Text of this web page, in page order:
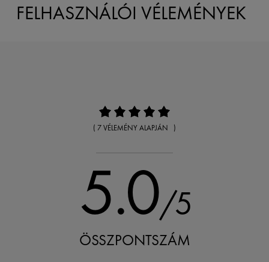
FELHASZNÁLÓI VÉLEMÉNYEK
( 7 VÉLEMÉNY ALAPJÁN )
5.0/5
ÖSSZPONTSZÁM